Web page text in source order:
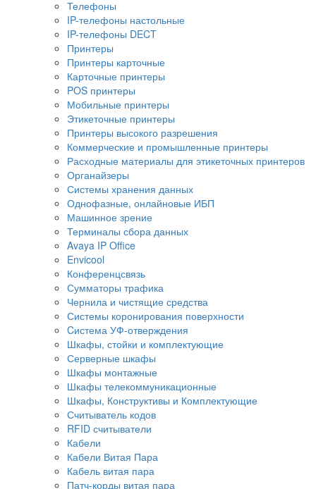
Телефоны
IP-телефоны настольные
IP-телефоны DECT
Принтеры
Принтеры карточные
Карточные принтеры
POS принтеры
Мобильные принтеры
Этикеточные принтеры
Принтеры высокого разрешения
Коммерческие и промышленные принтеры
Расходные материалы для этикеточных принтеров
Органайзеры
Системы хранения данных
Однофазные, онлайновые ИБП
Машинное зрение
Терминалы сбора данных
Avaya IP Office
Envicool
Конференцсвязь
Сумматоры трафика
Чернила и чистящие средства
Системы коронирования поверхности
Cистема УФ-отверждения
Шкафы, стойки и комплектующие
Серверные шкафы
Шкафы монтажные
Шкафы телекоммуникационные
Шкафы, Конструктивы и Комплектующие
Считыватель кодов
RFID считыватели
Кабели
Кабели Витая Пара
Кабель витая пара
Патч-корды витая пара